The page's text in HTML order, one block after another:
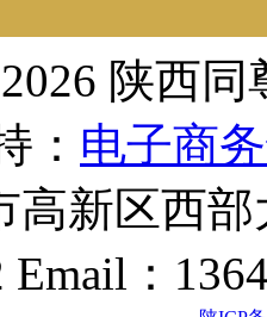
陕西
： 电子商
高新区西
Email：